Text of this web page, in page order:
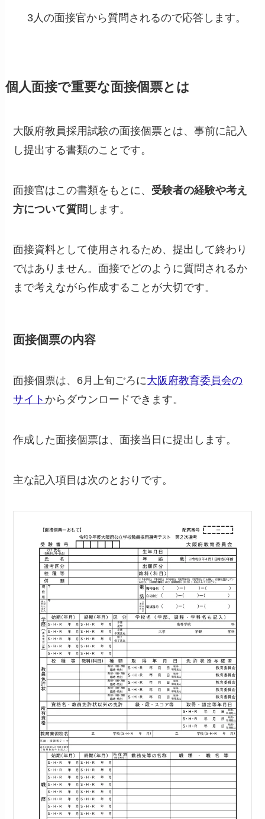
3人の面接官から質問されるので応答します。
個人面接で重要な面接個票とは
大阪府教員採用試験の面接個票とは、事前に記入
し提出する書類のことです。
面接官はこの書類をもとに、 受験者の経験や考え
方について質問 します。
面接資料として使用されるため、提出して終わり
ではありません。面接でどのように質問されるか
まで考えながら作成することが大切です。
面接個票の内容
面接個票は、6月上旬ごろに大阪府教育委員会の
サイト からダウンロードできます。
作成した面接個票は、面接当日に提出します。
主な記入項目は次のとおりです。